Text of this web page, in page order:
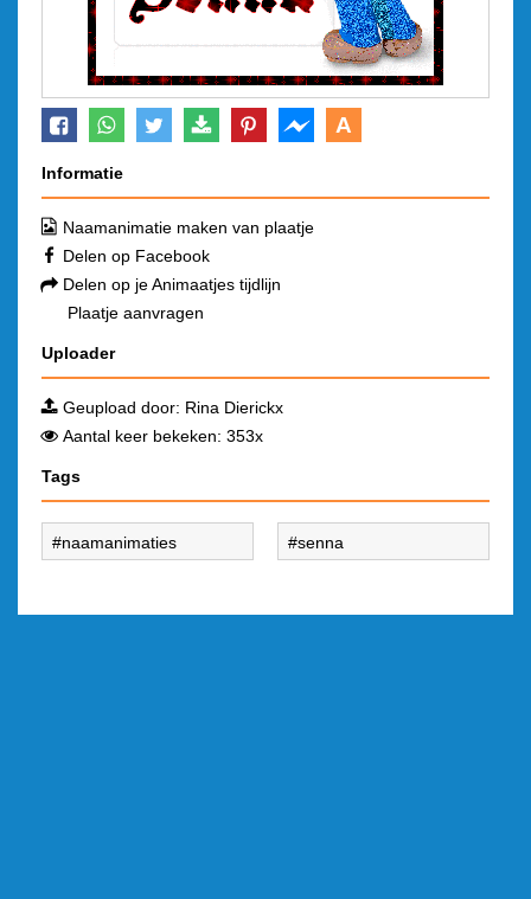
A
Informatie
Naamanimatie maken van plaatje
Delen op Facebook
Delen op je Animaatjes tijdlijn
Plaatje aanvragen
Uploader
Geupload door: Rina Dierickx
Aantal keer bekeken: 353x
Tags
naamanimaties senna